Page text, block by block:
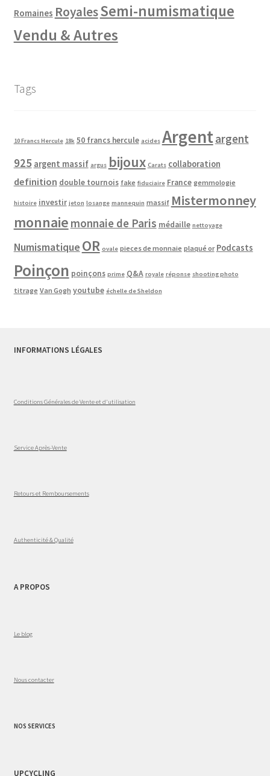
Romaines RoyalesSemi-numismatique
Vendu & Autres
Tags
10 Francs Hercule 18k 50 francs hercule acides Argentargent
925 argent massif argus bijoux Carats collaboration
definition double tournois fake fiduciaire France gemmologie
histoire investir jeton losange mannequin massif Mistermonney
monnaie monnaie de Paris médaille nettoyage
Numismatique OR ovale pieces de monnaie plaqué or Podcasts
Poinçon poinçons prime Q&A royale réponse shooting photo
titrage Van Gogh youtube échelle de Sheldon
INFORMATIONS LÉGALES
Conditions Générales de Vente et d'utilisation
Service Après-Vente
Retours et Remboursements
Authenticité & Qualité
A PROPOS
Le blog
Nous contacter
NOS SERVICES
UPCYCLING